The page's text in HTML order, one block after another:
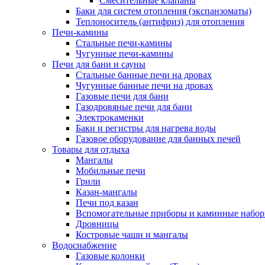
Баки для систем отопления (экспанзоматы)
Теплоноситель (антифриз) для отопления
Печи-камины
Стальные печи-камины
Чугунные печи-камины
Печи для бани и сауны
Стальные банные печи на дровах
Чугунные банные печи на дровах
Газовые печи для бани
Газодровяные печи для бани
Электрокаменки
Баки и регистры для нагрева воды
Газовое оборудование для банных печей
Товары для отдыха
Мангалы
Мобильные печи
Грили
Казан-мангалы
Печи под казан
Вспомогательные приборы и каминные
Дровницы
Костровые чаши и мангалы
Водоснабжение
Газовые колонки